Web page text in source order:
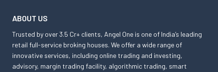
ABOUT US
Trusted by over 3.5 Cr+ clients, Angel One is one of India’s leading
retail full-service broking houses. We offer a wide range of
innovative services, including online trading and investing,
advisory, margin trading facility, algorithmic trading, smart